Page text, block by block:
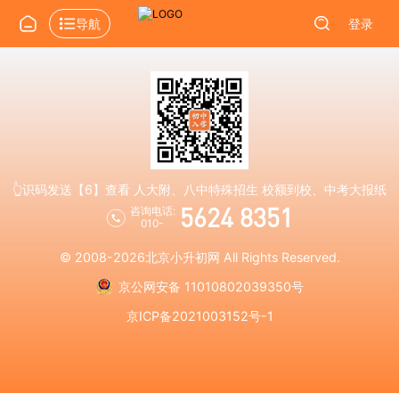
导航 登录
👆识码发送【6】查看 人大附、八中特殊招生 校额到校、中考大报纸
咨询电话:
010-
5624 8351
© 2008-2026北京小升初网 All Rights Reserved.
京公网安备 11010802039350号
京ICP备2021003152号-1